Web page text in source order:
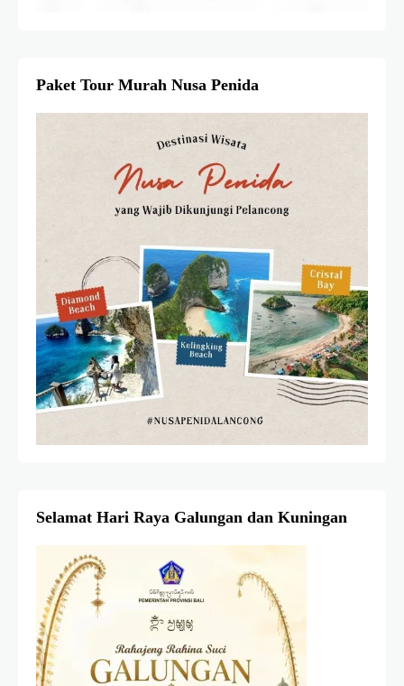
Paket Tour Murah Nusa Penida
Selamat Hari Raya Galungan dan Kuningan